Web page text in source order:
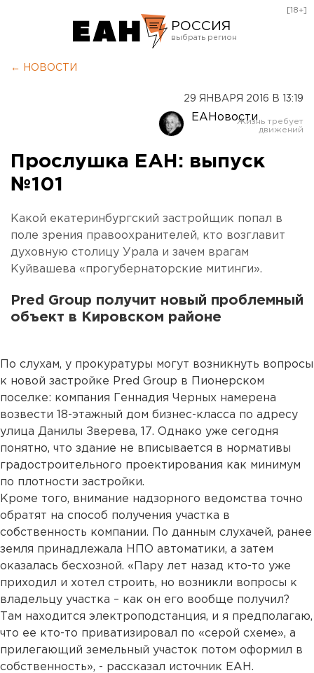
РОССИЯ
Оренбург
[18+]
← НОВОСТИ
29 ЯНВАРЯ 2016 В 13:19
ЕАНовости
Прослушка ЕАН: выпуск
№101
Какой екатеринбургский застройщик попал в
поле зрения правоохранителей, кто возглавит
духовную столицу Урала и зачем врагам
Куйвашева «прогубернаторские митинги».
Pred Group получит новый проблемный
объект в Кировском районе
По слухам, у прокуратуры могут возникнуть вопросы
к новой застройке Pred Group в Пионерском
поселке: компания Геннадия Черных намерена
возвести 18-этажный дом бизнес-класса по адресу
улица Данилы Зверева, 17. Однако уже сегодня
понятно, что здание не вписывается в нормативы
градостроительного проектирования как минимум
по плотности застройки.
Кроме того, внимание надзорного ведомства точно
обратят на способ получения участка в
собственность компании. По данным слухачей, ранее
земля принадлежала НПО автоматики, а затем
оказалась бесхозной. «Пару лет назад кто-то уже
приходил и хотел строить, но возникли вопросы к
владельцу участка – как он его вообще получил?
Там находится электроподстанция, и я предполагаю,
что ее кто-то приватизировал по «серой схеме», а
прилегающий земельный участок потом оформил в
собственность», - рассказал источник ЕАН.